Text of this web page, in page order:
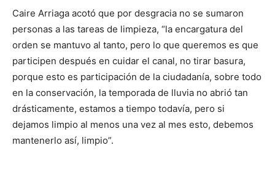
Caire Arriaga acotó que por desgracia no se sumaron
personas a las tareas de limpieza, “la encargatura del
orden se mantuvo al tanto, pero lo que queremos es que
participen después en cuidar el canal, no tirar basura,
porque esto es participación de la ciudadanía, sobre todo
en la conservación, la temporada de lluvia no abrió tan
drásticamente, estamos a tiempo todavía, pero si
dejamos limpio al menos una vez al mes esto, debemos
mantenerlo así, limpio”.